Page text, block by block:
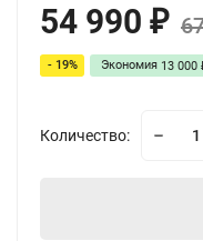
54 990 ₽
- 19% Экономия 13 000
Количество: